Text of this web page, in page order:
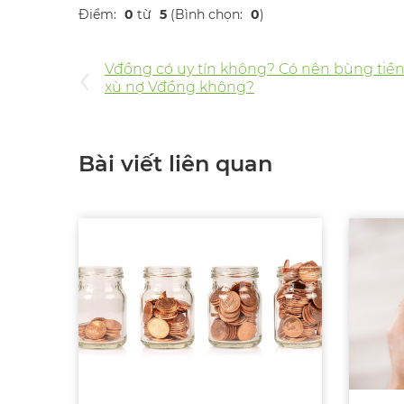
Điểm: 0 từ 5 (Bình chọn: 0)
Vđồng có uy tín không? Có nên bùng
xù nợ Vđồng không?
Bài viết liên quan